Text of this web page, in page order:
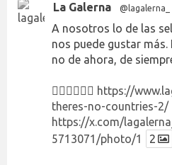
La Galerna @lagalerna_
A nosotros lo de las
nos puede gustar más.
no de ahora, de
👉🏻👉🏻👉🏻 https://
theres-no-countries-2/
https://x.com/
5713071/photo/1
2